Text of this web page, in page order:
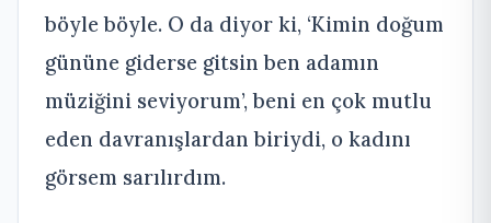
böyle böyle. O da diyor ki, ‘Kimin doğum
gününe giderse gitsin ben adamın
müziğini seviyorum’, beni en çok mutlu
eden davranışlardan biriydi, o kadını
görsem sarılırdım.